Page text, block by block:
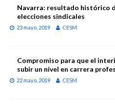
Navarra: resultado histórico
elecciones sindicales
23 mayo, 2019 CESM
Compromiso para que el
subir un nivel en carrera
22 mayo, 2019 CESM